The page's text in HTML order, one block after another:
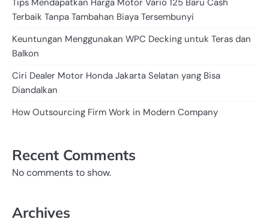
Tips Mendapatkan Harga Motor Vario 125 Baru Cash
Terbaik Tanpa Tambahan Biaya Tersembunyi
Keuntungan Menggunakan WPC Decking untuk Teras dan
Balkon
Ciri Dealer Motor Honda Jakarta Selatan yang Bisa
Diandalkan
How Outsourcing Firm Work in Modern Company
Recent Comments
No comments to show.
Archives